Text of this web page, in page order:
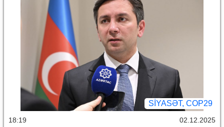
SİYASƏT, COP29
18:19 02.12.2025